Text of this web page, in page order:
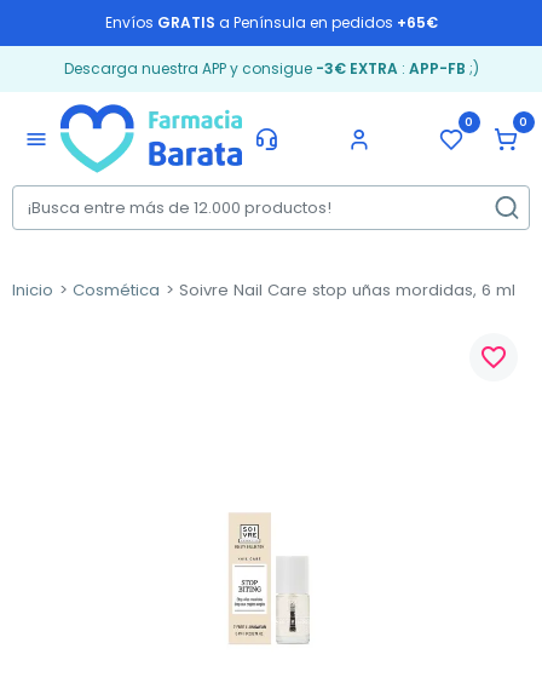
Envíos GRATIS a Península en pedidos +65€
Descarga nuestra APP y consigue -3€ EXTRA: APP-FB ;)
menu
0 0
Inicio Cosmética Soivre Nail Care stop uñas mordidas, 6 ml
favorite_border